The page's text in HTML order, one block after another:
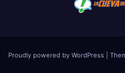
Proudly powered by WordPress